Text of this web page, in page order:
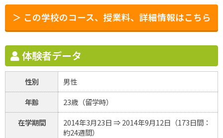
＞ この学校のコース、授業料、詳細情報はこちら
体験者データ
性別
男性
年齢
23歳（留学時）
在学期間
2014年3月23日 ⇒ 2014年9月12日（173日間：
約24週間）